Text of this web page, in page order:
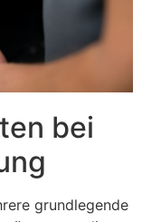
bei
grundlegende